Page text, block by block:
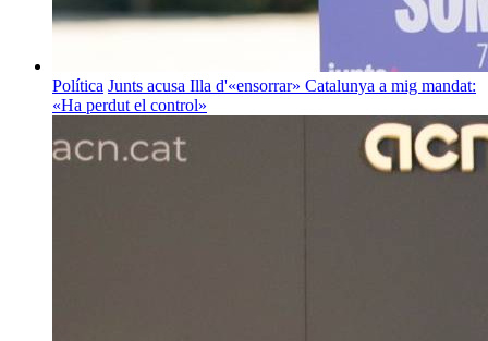
Política Junts acusa Illa d'«ensorrar» Catalunya a mig mandat:
«Ha perdut el control»